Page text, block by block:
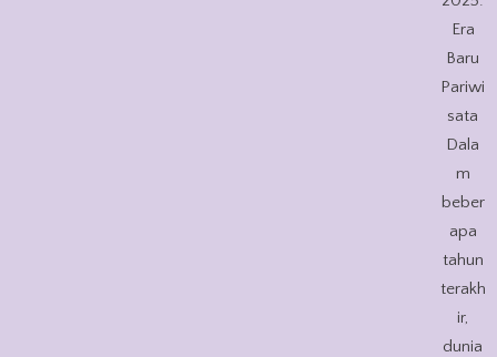
Era
Baru
Pariwi
sata
Dala
m
beber
apa
tahun
terakh
ir,
dunia